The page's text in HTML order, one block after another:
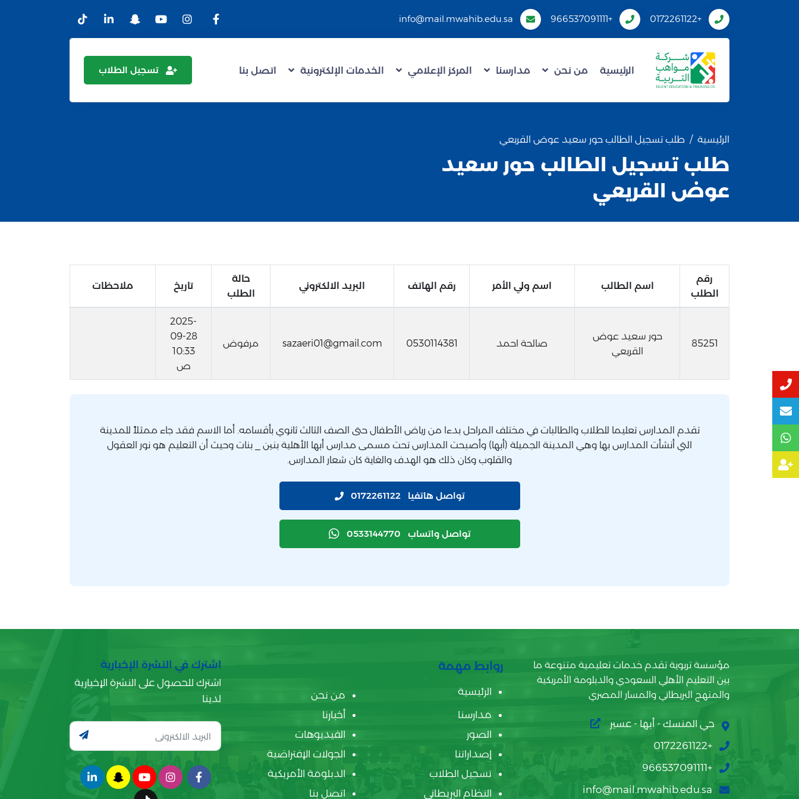
+0172261122
+966537091111
info@mail.mwahib.edu.sa
الرئيسية من نحن مدارسنا المركز الإعلامي الخدمات الإلكترونية اتصل بنا تسجيل الطلاب
الرئيسية طلب تسجيل الطالب حور سعيد عوض القريعي
طلب تسجيل الطالب حور سعيد
عوض القريعي
رقم
الطلب
اسم الطالب اسم ولي الأمر رقم الهاتف البريد الالكتروني
حالة
الطلب
تاريخ ملاحظات
85251
حور سعيد عوض
القريعي
صالحة احمد 0530114381
sazaeri01@gmail.com مرفوض
2025-
09-28
10:33
ص
تقدم المدارس تعليما للطلاب والطالبات في مختلف المراحل بدءا من رياض الأطفال حتى الصف الثالث ثانوي بأقسامه. أما الاسم فقد جاء ممثلاً للمدينة
التي أنشأت المدارس بها وهي المدينة الجميلة (أبها) وأصبحت المدارس تحت مسمى مدارس أبها الأهلية بنين _ بنات وحيث أن التعليم هو نور العقول
والقلوب وكان ذلك هو الهدف والغاية كان شعار المدارس.
تواصل هاتفيا 0172261122
تواصل واتساب 0533144770
مؤسسة تربوية تقدم خدمات تعليمية متنوعة ما
بين التعليم الأهلي السعودي والدبلومة الأمريكية
والمنهج البريطاني والمسار المصري
حي المنسك - أبها - عسير
+0172261122
+966537091111
info@mail.mwahib.edu.sa
روابط مهمة
الرئيسية
من نحن
مدارسنا
أخبارنا
الصور
الفيديوهات
إصداراتنا
الجولات الإفتراضية
تسجيل الطلاب
الدبلومة الأمريكية
النظام البريطاني
اتصل بنا
اشترك في النشرة الإخبارية
اشترك للحصول على النشرة الإخبارية
لدينا